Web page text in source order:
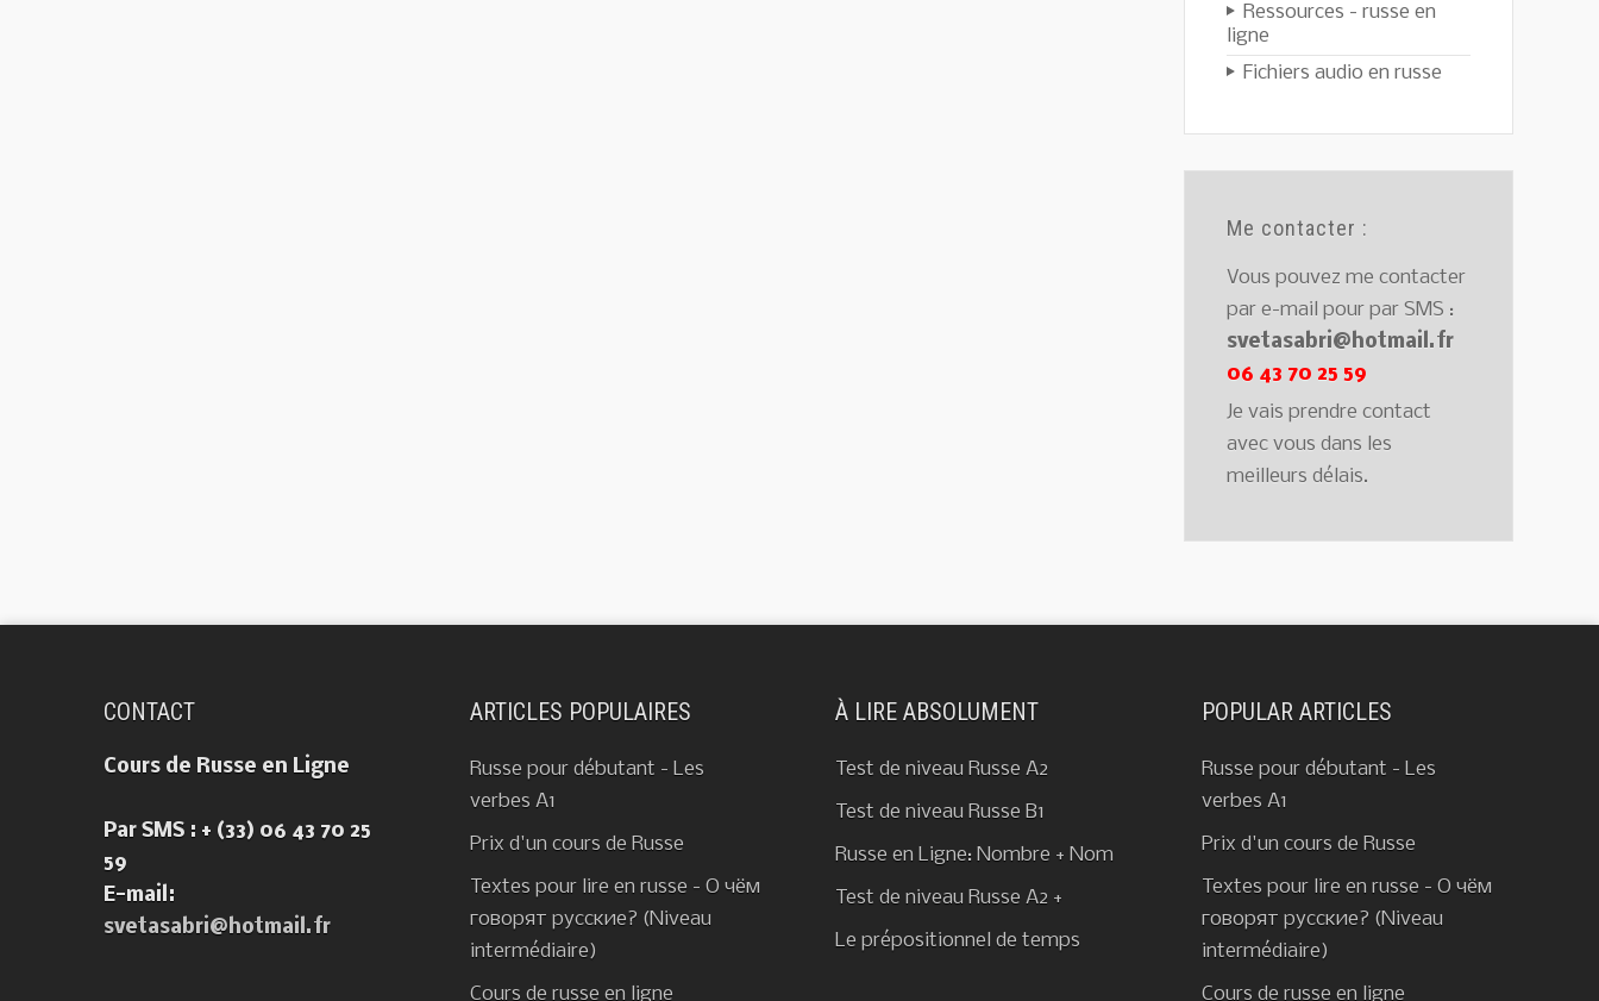
Ressources - russe en
ligne
Fichiers audio en russe
Me contacter :
Vous pouvez me contacter
par e-mail pour par SMS :
svetasabri@hotmail.fr
06 43 70 25 59
Je vais prendre contact
avec vous dans les
meilleurs délais.
CONTACT
Cours de Russe en Ligne
Par SMS : + (33) 06 43 70 25
59
E-mail:
svetasabri@hotmail.fr
ARTICLES POPULAIRES
Russe pour débutant - Les
verbes A1
Prix d'un cours de Russe
Textes pour lire en russe - О чём
говорят русские? (Niveau
intermédiaire)
Cours de russe en ligne
À LIRE ABSOLUMENT
Test de niveau Russe A2
Test de niveau Russe B1
Russe en Ligne: Nombre + Nom
Test de niveau Russe A2 +
Le prépositionnel de temps
POPULAR ARTICLES
Russe pour débutant - Les
verbes A1
Prix d'un cours de Russe
Textes pour lire en russe - О чём
говорят русские? (Niveau
intermédiaire)
Cours de russe en ligne